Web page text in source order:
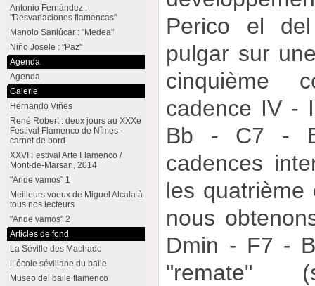
Perico el
pulgar sur
cinquième
cadence IV -
Bb - C7 -
cadences
les quatrième
nous
Dmin - F7 -
"remate"
Antonio Fernández :
"Desvariaciones flamencas"
Manolo Sanlúcar : "Medea"
Niño Josele : "Paz"
Agenda
Agenda
Galerie
Hernando Viñes
René Robert : deux jours au XXXe
Festival Flamenco de Nîmes -
carnet de bord
XXVI Festival Arte Flamenco /
Mont-de-Marsan, 2014
"Ande vamos" 1
Meilleurs voeux de Miguel Alcala à
tous nos lecteurs
"Ande vamos" 2
Articles de fond
La Séville des Machado
L’école sévillane du baile
Museo del baile flamenco